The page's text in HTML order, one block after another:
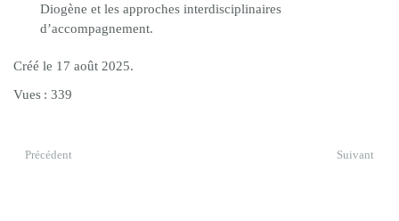
Diogène et les approches interdisciplinaires
d’accompagnement.
Créé le 17 août 2025.
Vues : 339
Précédent Suivant